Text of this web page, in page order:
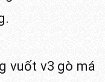
vuốt v3 gò má